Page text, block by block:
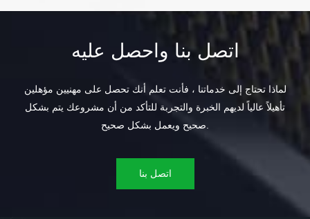
اتصل بنا واحصل عليه
لماذا تحتاج إلى خدماتنا ، فأنت تعلم أنك تحصل على مهنيين مؤهلين
تأهيلاً عالياً لديهم الخبرة والتجربة للتأكد من أن مشروعك يتم بشكل
صحيح ويعمل بشكل صحيح.
اتصل بنا